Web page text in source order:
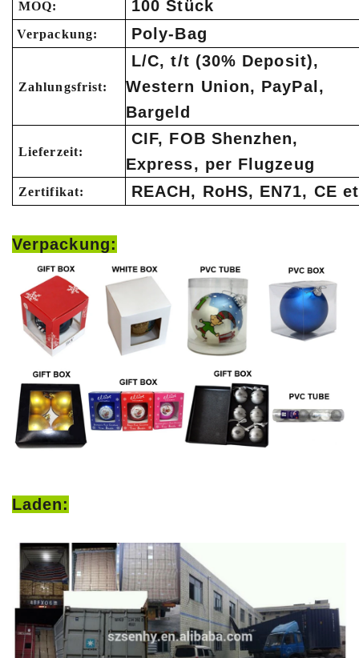
MOQ: 100 Stück
Verpackung: Poly-Bag
Zahlungsfrist:
L/C, t/t (30% Deposit),
Western Union, PayPal,
Bargeld
Lieferzeit:
CIF, FOB Shenzhen,
Express, per Flugzeug
Zertifikat: REACH, RoHS, EN71, CE
Verpackung:
Laden: